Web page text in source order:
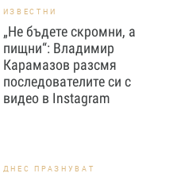
ИЗВЕСТНИ
„Не бъдете скромни, а
пищни“: Владимир
Карамазов разсмя
последователите си с
видео в Instagram
ДНЕС ПРАЗНУВАТ